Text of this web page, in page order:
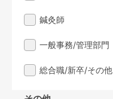
鍼灸師
一般事務/管理部門
総合職/新卒/その他